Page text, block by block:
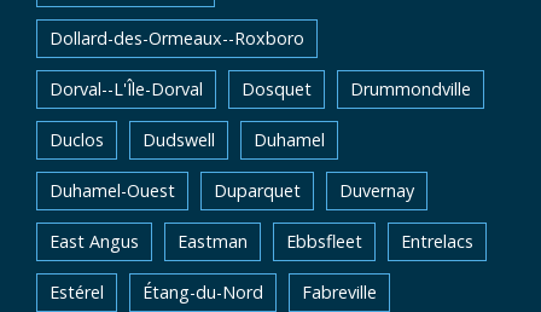
Dollard-des-Ormeaux--Roxboro
Dorval--L'Île-Dorval Dosquet Drummondville
Duclos Dudswell Duhamel
Duhamel-Ouest Duparquet Duvernay
East Angus Eastman Ebbsfleet Entrelacs
Estérel Étang-du-Nord Fabreville